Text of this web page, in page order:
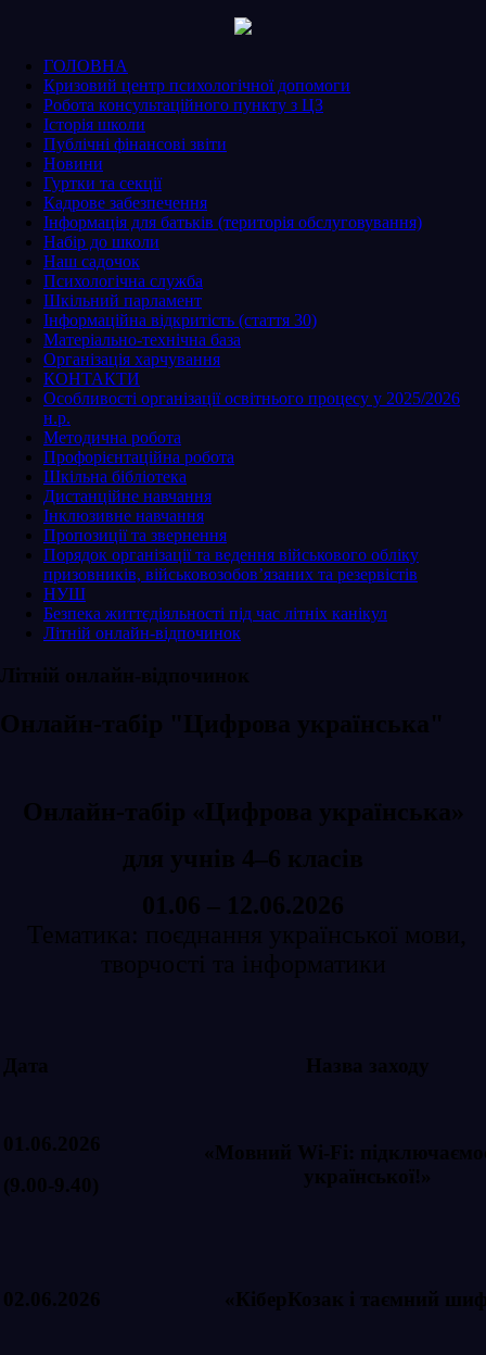
ГОЛОВНА
Кризовий центр психологічної допомоги
Робота консультаційного пункту з ЦЗ
Історія школи
Публічні фінансові звіти
Новини
Гуртки та секції
Кадрове забезпечення
Інформація для батьків (територія обслуговування)
Набір до школи
Наш садочок
Психологічна служба
Шкільний парламент
Інформаційна відкритість (стаття 30)
Матеріально-технічна база
Організація харчування
КОНТАКТИ
Особливості організації освітнього процесу у 2025/2026
н.р.
Методична робота
Профорієнтаційна робота
Шкільна бібліотека
Дистанційне навчання
Інклюзивне навчання
Пропозиції та звернення
Порядок організації та ведення військового обліку
призовників, військовозобов’язаних та резервістів
НУШ
Безпека життєдіяльності під час літніх канікул
Літній онлайн-відпочинок
Літній онлайн-відпочинок
Онлайн-табір "Цифрова українська"
Онлайн-табір «Цифрова українська»
для учнів 4–6 класів
01.06 – 12.06.2026
Тематика: поєднання української мови,
творчості та інформатики
Дата Назва заходу
01.06.2026
(9.00-9.40)
«Мовний Wi-Fi:
української!»
02.06.2026 «КіберКозак і таємний